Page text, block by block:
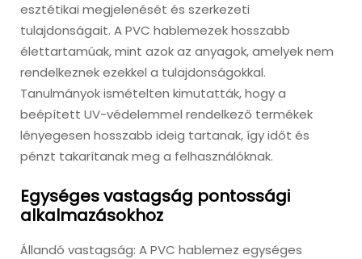
esztétikai megjelenését és szerkezeti
tulajdonságait. A PVC hablemezek hosszabb
élettartamúak, mint azok az anyagok, amelyek nem
rendelkeznek ezekkel a tulajdonságokkal.
Tanulmányok ismételten kimutatták, hogy a
beépített UV-védelemmel rendelkező termékek
lényegesen hosszabb ideig tartanak, így időt és
pénzt takarítanak meg a felhasználóknak.
Egységes vastagság pontossági
alkalmazásokhoz
Állandó vastagság: A PVC hablemez egységes